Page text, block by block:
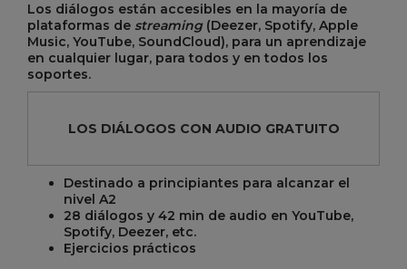
Los diálogos están accesibles en la mayoría de
plataformas de streaming (Deezer, Spotify, Apple
Music, YouTube, SoundCloud), para un aprendizaje
en cualquier lugar, para todos y en todos los
soportes.
LOS DIÁLOGOS CON AUDIO GRATUITO
Destinado a principiantes para alcanzar el
nivel A2
28 diálogos y 42 min de audio en YouTube,
Spotify, Deezer, etc.
Ejercicios prácticos